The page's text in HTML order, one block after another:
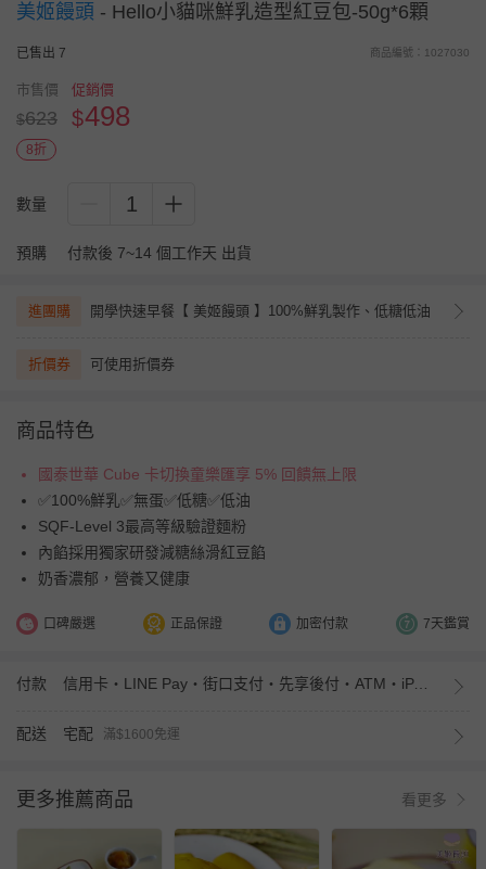
美姬饅頭 - Hello小貓咪鮮乳造型紅豆包-50g*6顆
已售出 7 商品編號：1027030
市售價
$623
促銷價
$498
8折
數量 1
預購 付款後 7~14 個工作天 出貨
進團購 開學快速早餐【 美姬饅頭 】100%鮮乳製作、低糖低油
折價券 可使用折價券
商品特色
國泰世華 Cube 卡切換童樂匯享 5% 回饋無上限
✅100%鮮乳✅無蛋✅低糖✅低油
SQF-Level 3最高等級驗證麵粉
內餡採用獨家研發減糖絲滑紅豆餡
奶香濃郁，營養又健康
口碑嚴選 正品保證 加密付款 7天鑑賞
付款 信用卡・LINE Pay・街口支付・先享後付・ATM・iPASS MONEY
配送 宅配 滿$1600免運
更多推薦商品 看更多